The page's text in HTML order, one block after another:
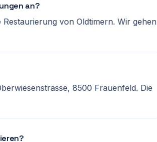
an?
von Oldtimern. Wir gehen
8500 Frauenfeld. Die